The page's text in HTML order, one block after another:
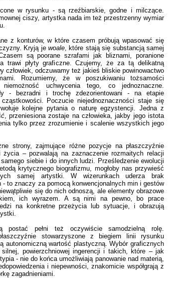
w rysunku - są rzeźbiarskie, godne i milczące.
ciszy, artystka nada im też przestrzenny wymiar
z konturów, w które czasem próbują wpasować się
Kryją je woale, które stają się substancją samej
są poorane szrafami jak bliznami, poranione
trawi płyty graficzne. Czujemy, że za tą delikatną
człowiek, odczuwamy też jakieś bliskie powinowactwo
Rozumiemy, że w poszukiwaniu tożsamości
uchwycenia tego, co jednoznaczne.
- bezradni i trochę zdezorientowani - na etapie
cząstkowości. Poczucie niejednoznaczności staje się
kolejne pytania o naturę egzystencji. Jedna z
, przeniesiona zostaje na człowieka, jakby jego istota
tylko przez zrozumienie i scalenie wszystkich jego
strony, zajmujące różne pozycje na płaszczyźnie
– pozwalają na zaznaczenie rozmaitych relacji
siebie i do innych ludzi. Prześledzenie ewolucji
krytycznego biografizmu, mogłoby nas przywieść
samej artystki. W wizerunkach uderza brak
- to znaczy za pomocą konwencjonalnych min i gestów
się do nich odnoszą, ale elementy obrazowe
ich wyrazem. A są nimi na pewno, bo prace
na konkretne przeżycia lub sytuacje, i obrazują
postać pełni też oczywiście samodzielną rolę.
stowarzyszone z biegiem linii rysunku
autonomiczną wartość plastyczną. Wybór graficznych
powierzchniowej ingerencji i takich, które – jak
- nie do końca umożliwiają panowanie nad materią,
i niepewności, znakomicie współgrają z
zagadnieniami.